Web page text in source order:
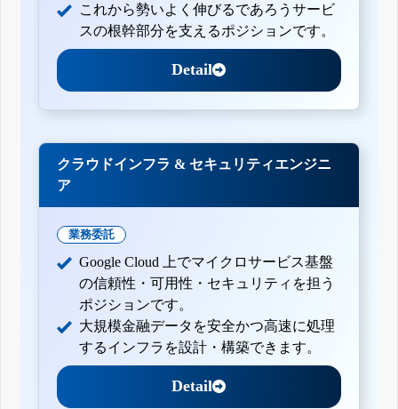
これから勢いよく伸びるであろうサービ
スの根幹部分を支えるポジションです。
Detail
クラウドインフラ & セキュリティエンジニ
ア
業務委託
Google Cloud 上でマイクロサービス基盤
の信頼性・可用性・セキュリティを担う
ポジションです。
大規模金融データを安全かつ高速に処理
するインフラを設計・構築できます。
Detail